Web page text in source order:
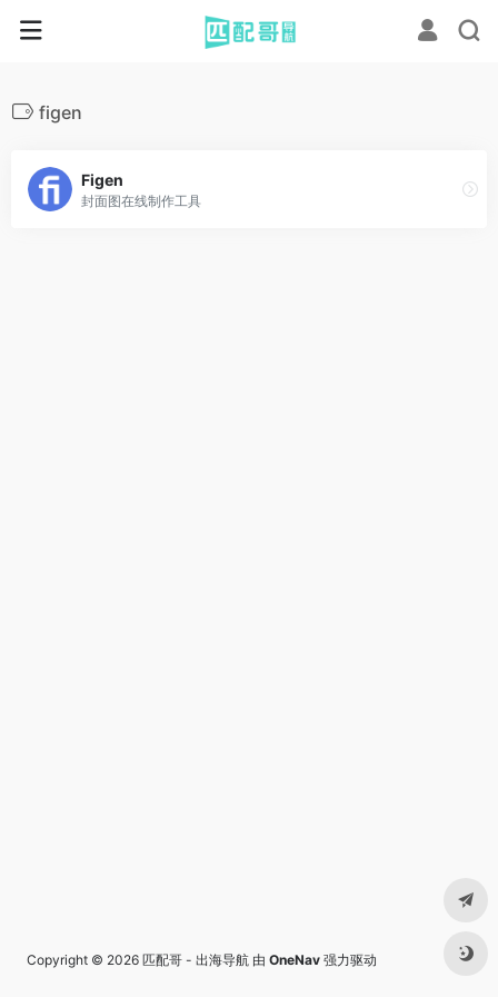
figen
Figen
封面图在线制作工具
Copyright © 2026 匹配哥 - 出海导航 由 OneNav 强力驱动